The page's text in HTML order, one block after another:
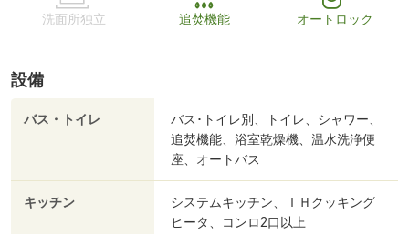
洗面所独立 追焚機能 オートロック
設備
バス・トイレ
バス･トイレ別、トイレ、シャワー、
追焚機能、浴室乾燥機、温水洗浄便
座、オートバス
キッチン
システムキッチン、ＩＨクッキング
ヒータ、コンロ2口以上